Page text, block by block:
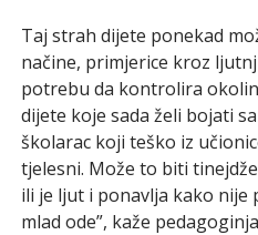
Taj strah dijete ponekad
načine, primjerice kroz
potrebu da kontrolira
dijete koje sada želi bojati
školarac koji teško iz
tjelesni. Može to biti
ili je ljut i ponavlja kako nije
mlad ode”, kaže